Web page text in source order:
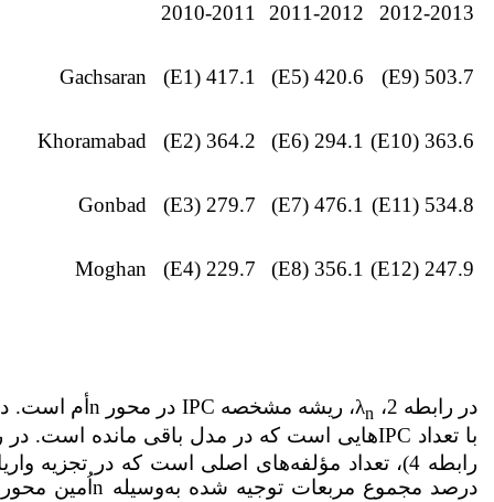
2012-2013
2011-2012
2010-2011
503.7 (E9)
420.6 (E5)
417.1 (E1)
Gachsaran
363.6 (E10)
294.1 (E6)
364.2 (E2)
Khoramabad
534.8 (E11)
476.1 (E7)
279.7 (E3)
Gonbad
247.9 (E12)
356.1 (E8)
229.7 (E4)
Moghan
در رابطه 2، λ n
، ریشه مشخصه IPC در محور nأم است. در این رابطه، برای SIPC1،N برابر با یک و برای SIPCF
با تعداد IPC‌هایی است که در مدل باقی مانده است. در رابطه‌های‌ 3 و4،
رابطه 4)، تعداد مؤلفه‌های اصلی است که در تجزیه واریانس AMMI با آزمون F